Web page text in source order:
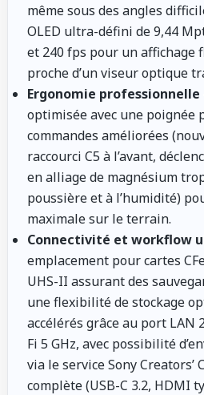
même sous des angles
OLED ultra-défini de 9,44
et 240 fps pour un affichage
proche d’un viseur optique
Ergonomie professionnelle
optimisée avec une poignée
commandes améliorées
raccourci C5 à l’avant,
en alliage de magnésium
poussière et à l’humidité)
maximale sur le terrain.
Connectivité et workflow
emplacement pour cartes
UHS-II assurant des
une flexibilité de stockage
accélérés grâce au port LAN
Fi 5 GHz, avec possibilité
via le service Sony Creators’
complète (USB-C 3.2, HDMI